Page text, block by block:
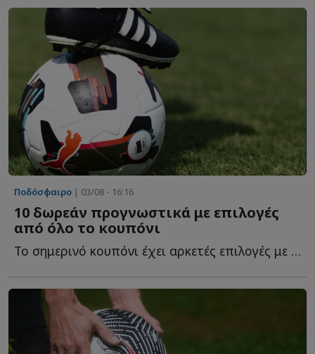
Ποδόσφαιρο | 03/08 - 16:16
10 δωρεάν προγνωστικά με επιλογές
από όλο το κουπόνι
Το σημερινό κουπόνι έχει αρκετές επιλογές με ενδιαφέρον κ...